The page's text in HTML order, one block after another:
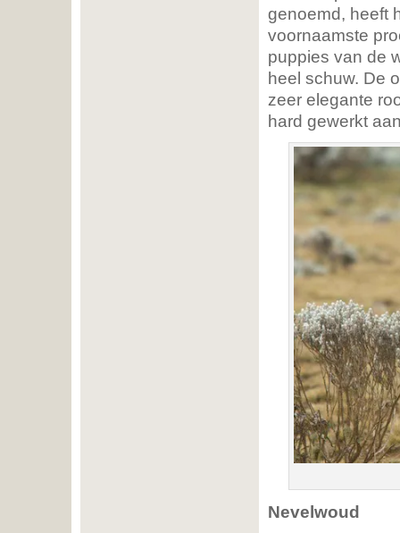
genoemd, heeft
voornaamste
puppies van de
heel schuw. De
zeer elegante
hard gewerkt
Nevelwoud